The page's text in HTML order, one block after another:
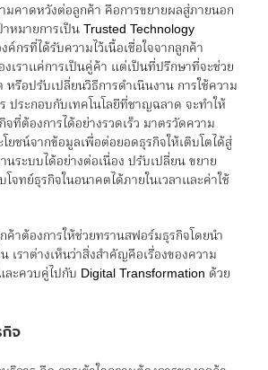
คาดหวังต่อลูกค้า คือการขยายผลสู่ภายนอก
หมายการเป็น Trusted Technology
กรที่ได้รับความไว้เนื้อเชื่อใจจากลูกค้า
งเราแค่การเป็นคู่ค้า แต่เป็นที่ปรึกษาที่จะช่วย
รือปรับเปลี่ยนวิธีการดำเนินงาน การใช้ความ
ประกอบกับเทคโนโลยีที่ชาญฉลาด จะทำให้
ที่ต้องการได้อย่างรวดเร็ว มาตรวัดความ
โยชน์จากข้อมูลเพื่อต่อยอดธุรกิจให้เติบโตได้สู่
นระบบได้อย่างต่อเนื่อง ปรับเปลี่ยน ขยาย
จทย์ธุรกิจในอนาคตได้ภายในเวลาและค่าใช้
าต้องการให้ช่วยทรานสฟอร์มธุรกิจโดยนำ
เราต่างเห็นว่าสิ่งสำคัญคือเรื่องของความ
ะควบคู่ไปกับ Digital Transformation ด้วย
จ